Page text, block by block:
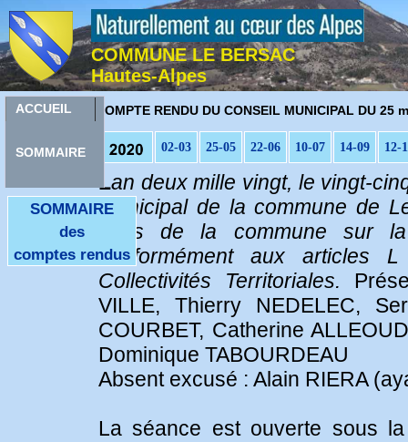
COMMUNE LE BERSAC
Hautes-Alpes
ACCUEIL
SOMMAIRE
OMPTE RENDU DU CONSEIL MUNICIPAL DU 25
SOMMAIRE
des
comptes rendus
02-03 25-05 22-06 10-07 14-09 12-
Lan deux mille vingt, le vingt-
municipal de la commune de
fêtes de la commune sur
conformément aux articles
Collectivités Territoriales.
VILLE, Thierry NEDELEC,
COURBET, Catherine
Dominique TABOURDEAU
Absent excusé : Alain RIERA
La séance est ouverte sous